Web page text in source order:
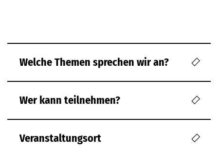
Welche Themen sprechen wir an?
Wer kann teilnehmen?
Veranstaltungsort